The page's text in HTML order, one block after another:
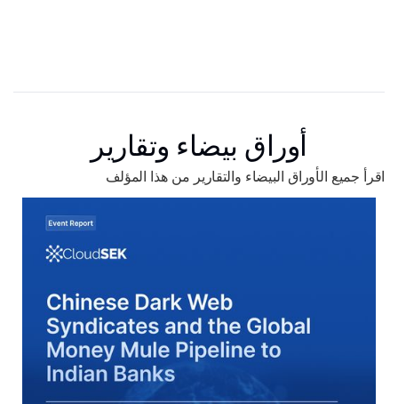
أوراق بيضاء وتقارير
اقرأ جميع الأوراق البيضاء والتقارير من هذا المؤلف